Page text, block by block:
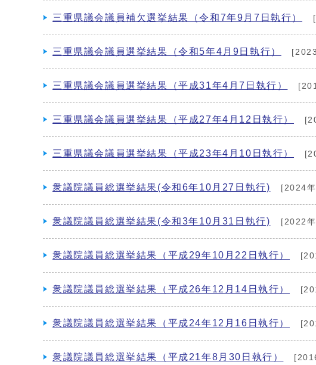
三重県議会議員補欠選挙結果（令和7年9月7日執行）
三重県議会議員選挙結果（令和5年4月9日執行）
三重県議会議員選挙結果（平成31年4月7日執行）
三重県議会議員選挙結果（平成27年4月12日執行）
三重県議会議員選挙結果（平成23年4月10日執行）
衆議院議員総選挙結果(令和6年10月27日執行) [2024
衆議院議員総選挙結果(令和3年10月31日執行) [2022
衆議院議員総選挙結果（平成29年10月22日執行）
衆議院議員総選挙結果（平成26年12月14日執行）
衆議院議員総選挙結果（平成24年12月16日執行）
衆議院議員総選挙結果（平成21年8月30日執行）